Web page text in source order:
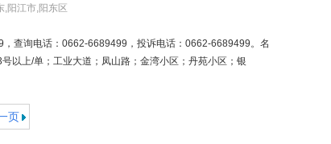
,阳江市,阳东区
查询电话：0662-6689499，投诉电话：0662-6689499。名
以上/单；工业大道；凤山路；金湾小区；丹苑小区；银
页